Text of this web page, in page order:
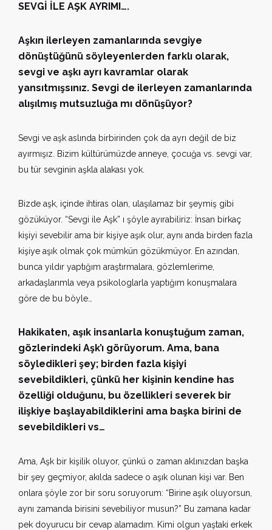
SEVGİ İLE AŞK AYRIMI….
Aşkın ilerleyen zamanlarında sevgiye
dönüştüğünü söyleyenlerden farklı olarak,
sevgi ve aşkı ayrı kavramlar olarak
yansıtmışsınız. Sevgi de ilerleyen zamanlarında
alışılmış mutsuzluğa mı dönüşüyor?
Sevgi ve aşk aslında birbirinden çok da ayrı değil de biz
ayırmışız. Bizim kültürümüzde anneye, çocuğa vs. sevgi var,
bu tür sevginin aşkla alakası yok.
Bizde aşk, içinde ihtiras olan, ulaşılamaz bir şeymiş gibi
gözüküyor. “Sevgi ile Aşk” ı şöyle ayırabiliriz: İnsan birkaç
kişiyi sevebilir ama bir kişiye aşık olur, aynı anda birden fazla
kişiye aşık olmak çok mümkün gözükmüyor. En azından,
bunca yıldır yaptığım araştırmalara, gözlemlerime,
arkadaşlarımla veya psikologlarla yaptığım konuşmalara
göre de bu böyle…
Hakikaten, aşık insanlarla konuştuğum zaman,
gözlerindeki Aşk’ı görüyorum. Ama, bana
söyledikleri şey; birden fazla kişiyi
sevebildikleri, çünkü her kişinin kendine has
özelliği olduğunu, bu özellikleri severek bir
ilişkiye başlayabildiklerini ama başka birini de
sevebildikleri vs…
Ama, Aşk bir kişilik oluyor, çünkü o zaman aklınızdan başka
bir şey geçmiyor, akılda sadece o aşık olunan kişi var. Ben
onlara şöyle zor bir soru soruyorum: “Birine aşık oluyorsun,
aynı zamanda birisini sevebiliyor musun?” Bu zamana kadar
pek doyurucu bir cevap alamadım. Kimi olgun yaştaki erkek